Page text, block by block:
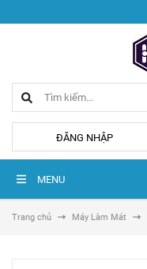
ĐĂNG NHẬP
MENU
Trang chủ Máy Làm Mát